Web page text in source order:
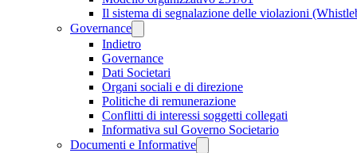
Il sistema di segnalazione delle violazioni
Governance
Indietro
Governance
Dati Societari
Organi sociali e di direzione
Politiche di remunerazione
Conflitti di interessi soggetti collegati
Informativa sul Governo Societario
Documenti e Informative